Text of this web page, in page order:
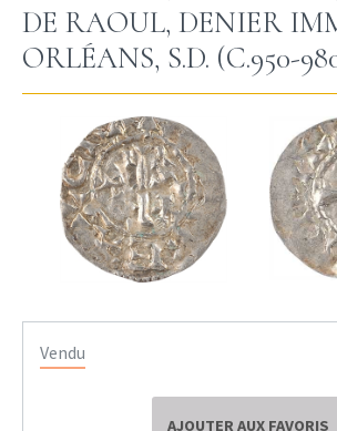
DE RAOUL, DENIER
ORLÉANS, S.D. (C.950-
Vendu
AJOUTER AUX FAVORIS